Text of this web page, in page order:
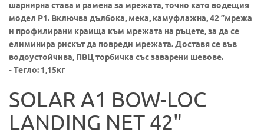
шарнирна става и рамена за мрежата, точно като водещия
модел P1. Включва дълбока, мека, камуфлажна, 42 ”мрежа
и профилирани краища към мрежата на ръцете, за да се
елиминира рискът да повреди мрежата. Доставя се във
водоустойчива, ПВЦ торбичка със заварени шевове.
- Тегло: 1,15кг
SOLAR A1 BOW-LOC
LANDING NET 42"